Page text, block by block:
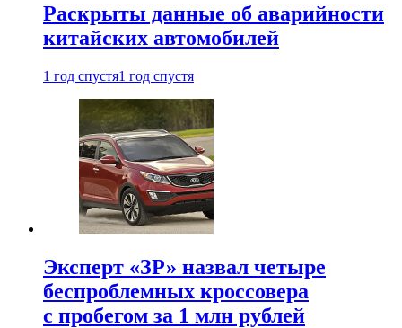
Раскрыты данные об аварийности
китайских автомобилей
1 год спустя1 год спустя
Эксперт «ЗР» назвал четыре
беспроблемных кроссовера
с пробегом за 1 млн рублей